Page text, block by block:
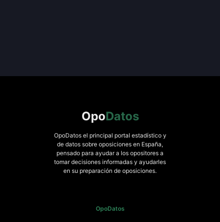
OpoDatos
OpoDatos el principal portal estadístico y
de datos sobre oposiciones en España,
pensado para ayudar a los opositores a
tomar decisiones informadas y ayudarles
en su preparación de oposiciones.
OpoDatos